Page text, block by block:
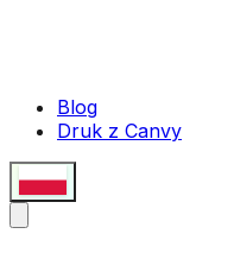
Blog
Druk z Canvy